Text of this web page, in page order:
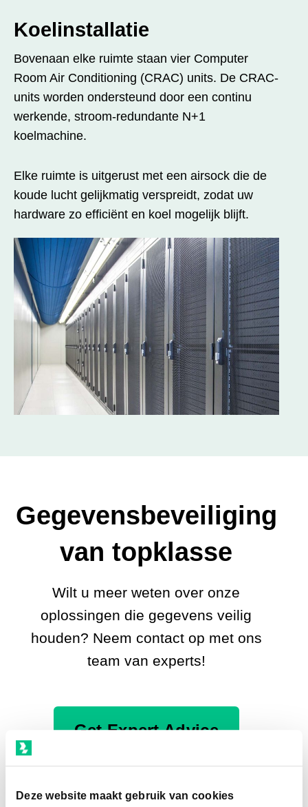
Deze website maakt gebruik van cookies
Koelinstallatie
Bovenaan elke ruimte staan vier Computer
Room Air Conditioning (CRAC) units. De CRAC-
units worden ondersteund door een continu
werkende, stroom-redundante N+1
koelmachine.
Elke ruimte is uitgerust met een airsock die de
koude lucht gelijkmatig verspreidt, zodat uw
hardware zo efficiënt en koel mogelijk blijft.
Gegevensbeveiliging
van topklasse
Wilt u meer weten over onze
oplossingen die gegevens veilig
houden? Neem contact op met ons
team van experts!
Get Expert Advice
Schedule a Call